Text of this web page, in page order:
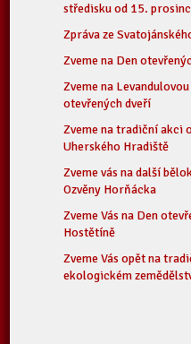
středisku od 15.
Zpráva ze
Zveme na Den
Zveme na
otevřených dveří
Zveme na tradiční akci
Uherského Hradiště
Zveme vás na další
Ozvěny Horňácka
Zveme Vás na Den
Hostětíně
Zveme Vás opět na
ekologickém